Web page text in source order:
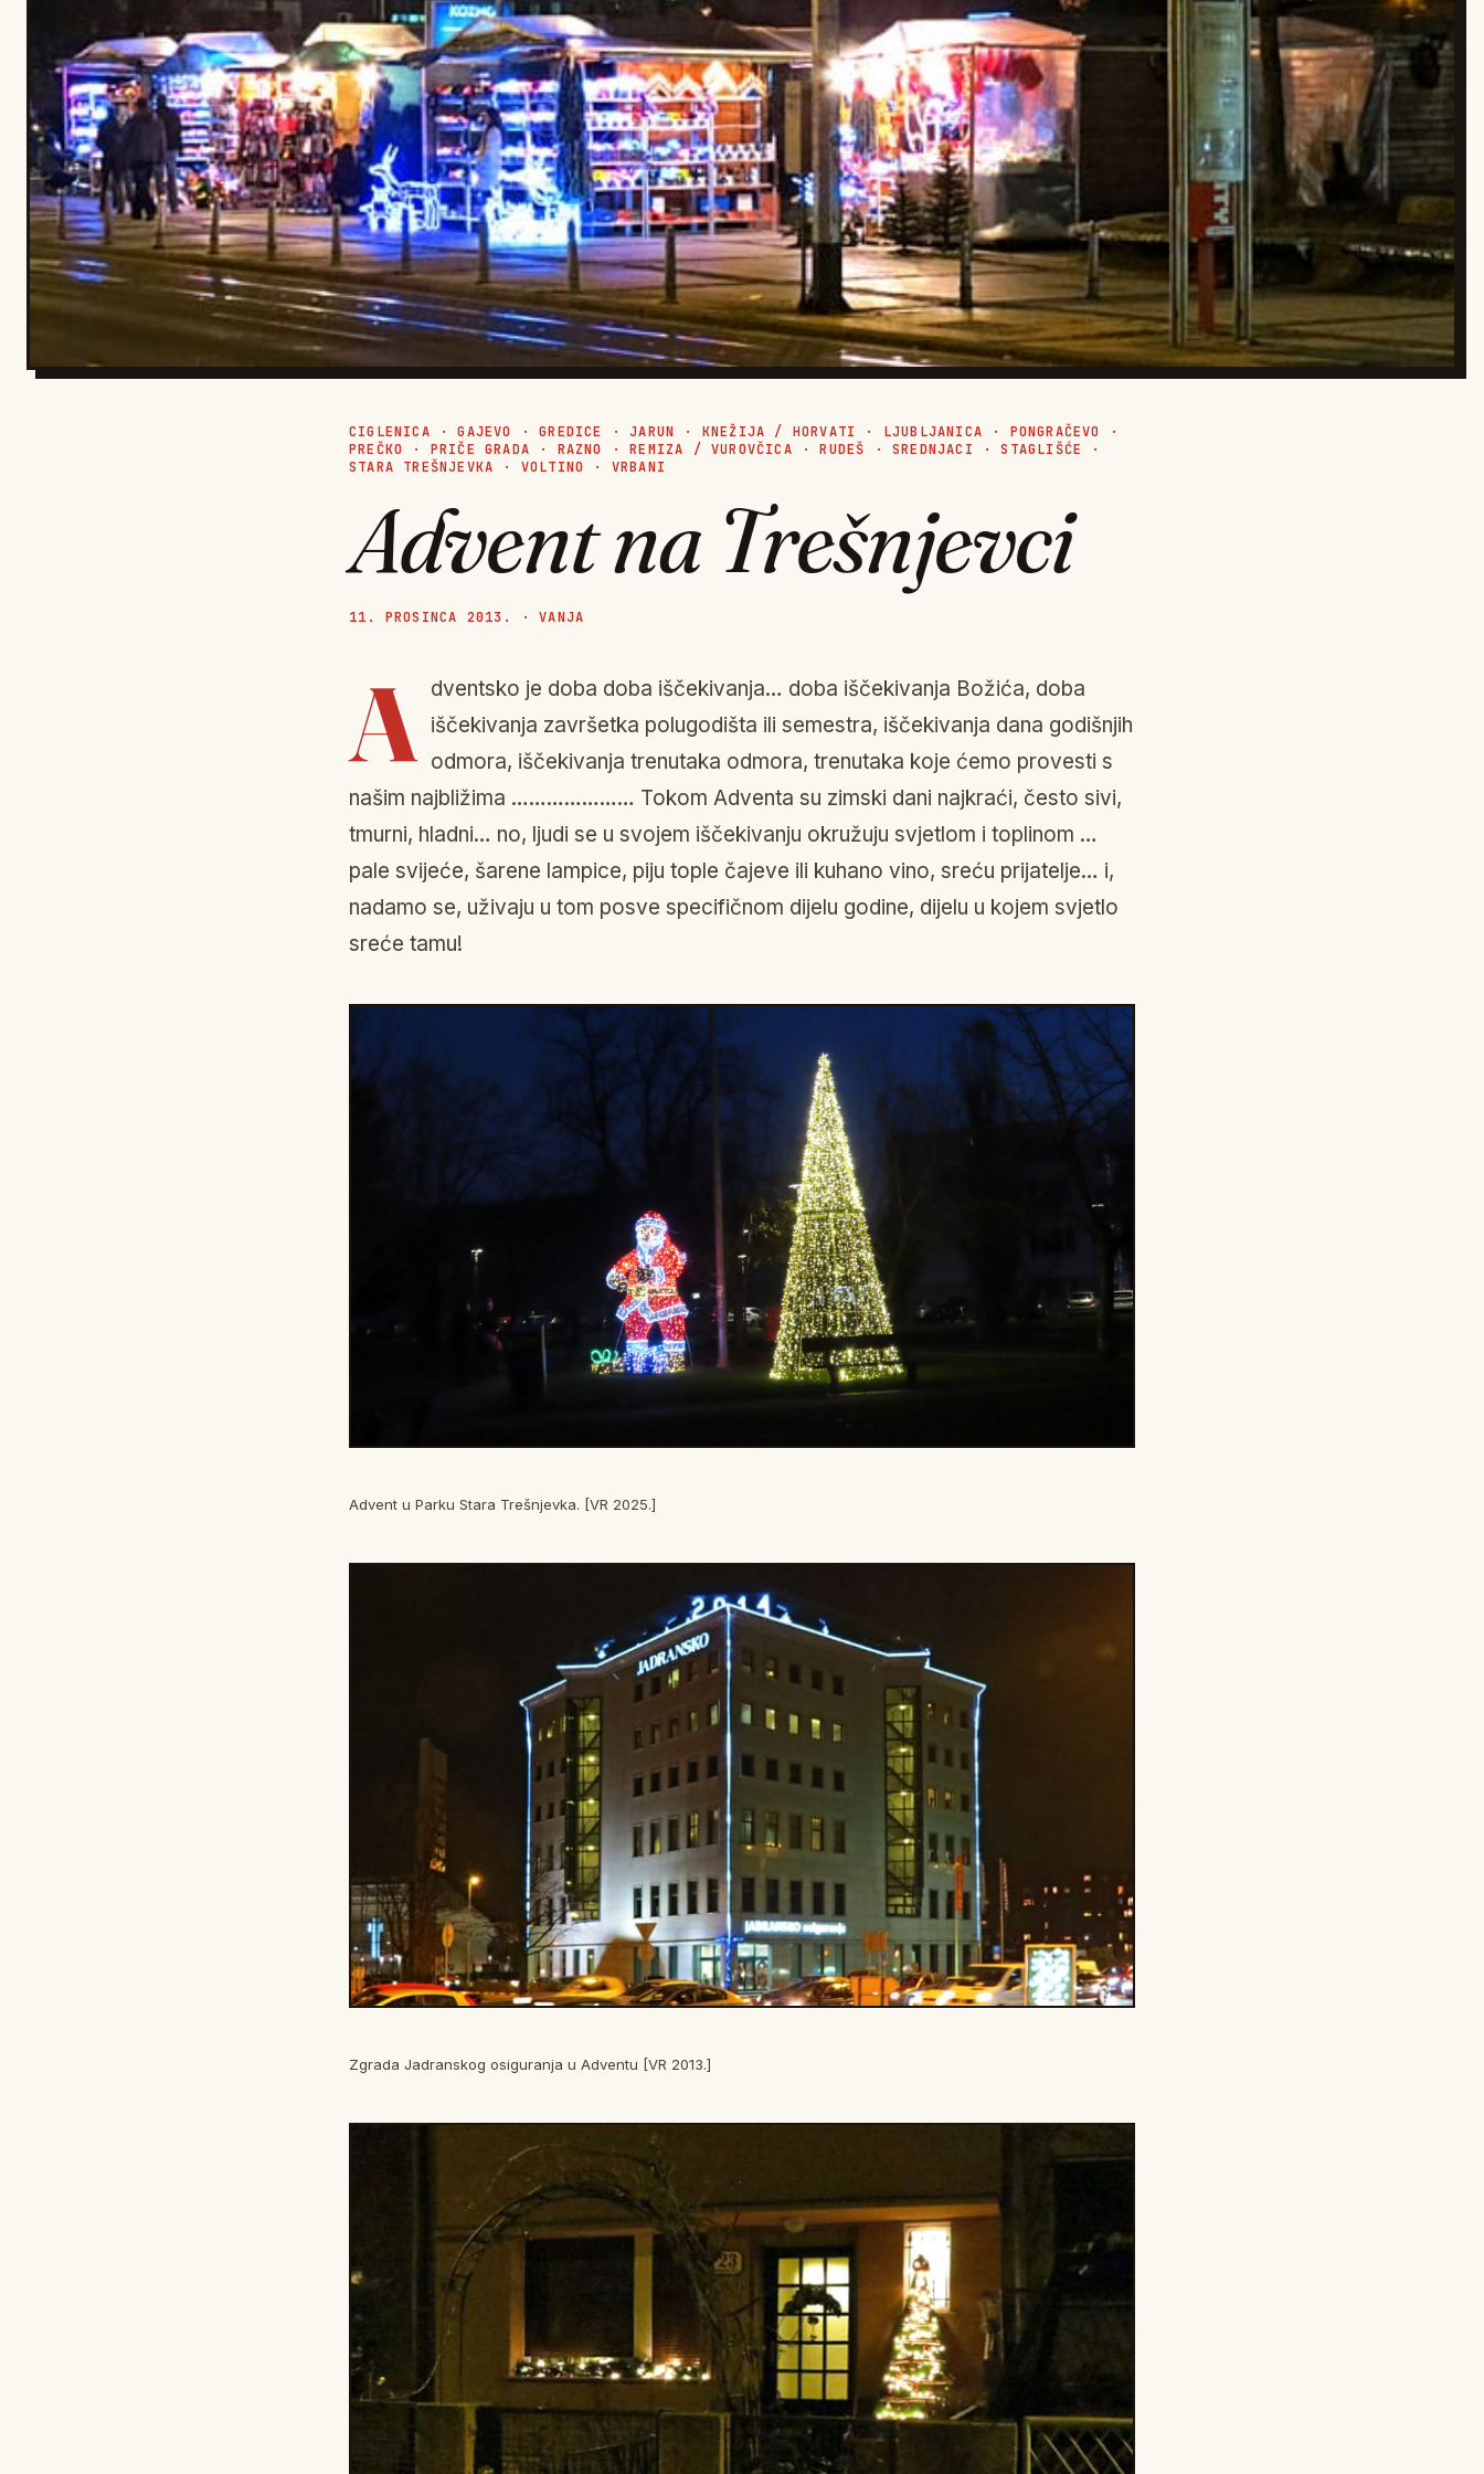
CIGLENICA ·GAJEVO ·GREDICE ·JARUN · KNEŽIJA / HORVATI · LJUBLJANICA · PONGRAČEVO
·
PREČKO
· PRIČE GRADA · RAZNO ·REMIZA / VUROVČICA ·RUDEŠ ·SREDNJACI ·STAGLIŠĆE
·
STARA TREŠNJEVKA · VOLTINO · VRBANI
Advent na Trešnjevci
11. PROSINCA 2013. · VANJA
A dventsko je doba doba iščekivanja… doba iščekivanja Božića, doba
iščekivanja završetka polugodišta ili semestra, iščekivanja dana godišnjih
odmora, iščekivanja trenutaka odmora, trenutaka koje ćemo provesti s
našim najbližima ………………… Tokom Adventa su zimski dani najkraći, često sivi,
tmurni, hladni… no, ljudi se u svojem iščekivanju okružuju svjetlom i toplinom …
pale svijeće, šarene lampice, piju tople čajeve ili kuhano vino, sreću prijatelje… i,
nadamo se, uživaju u tom posve specifičnom dijelu godine, dijelu u kojem svjetlo
sreće tamu!
Advent u Parku Stara Trešnjevka. [VR 2025.]
Zgrada Jadranskog osiguranja u Adventu [VR 2013.]